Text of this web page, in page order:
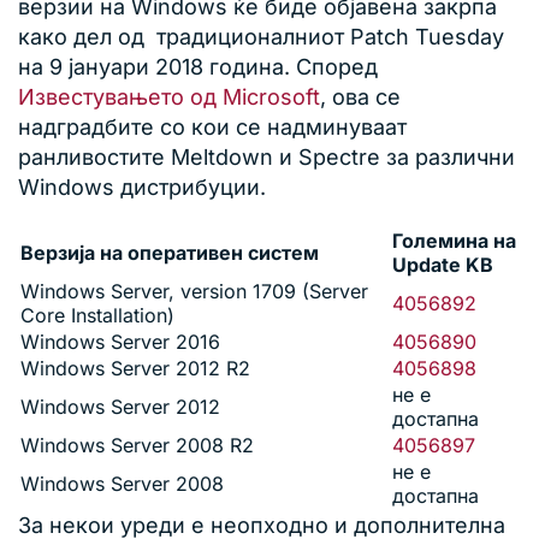
верзии на Windows ќе биде објавена закрпа
како дел од традиционалниот Patch Tuesday
на 9 јануари 2018 година. Според
Известувањето од Microsoft, ова се
надградбите со кои се надминуваат
ранливостите Meltdown и Spectre за различни
Windows дистрибуции.
Верзија на оперативен систем
Големина на
Update KB
Windows Server, version 1709 (Server
Core Installation)
4056892
Windows Server 2016
4056890
Windows Server 2012 R2
4056898
Windows Server 2012
не е
достапна
Windows Server 2008 R2
4056897
Windows Server 2008
не е
достапна
За некои уреди е неопходно и дополнителна